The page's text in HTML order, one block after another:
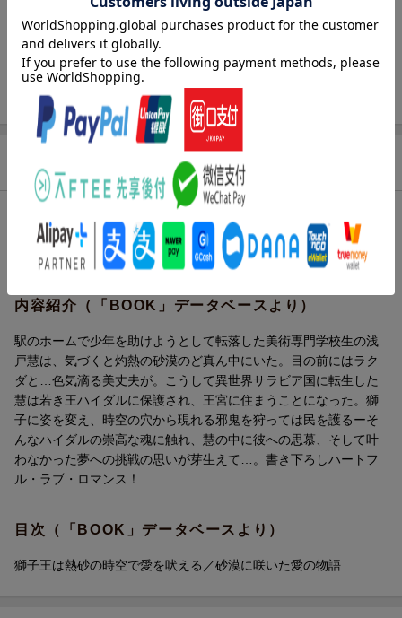
発行形態 文庫
ページ数 288p
ISBN 9784815532628
商品説明
内容紹介（JPROより）
綺月陣先生の新作
内容紹介（「BOOK」データベースより）
駅のホームで少年を助けようとして転落した美術専門学校生の浅
戸慧は、気づくと灼熱の砂漠のど真ん中にいた。目の前にはラク
ダと…色気滴る美丈夫が。こうして異世界サラビア国に転生した
慧は若き王ハイダルに保護され、王宮に住まうことになった。獅
子に姿を変え、時空の穴から現れる邪鬼を狩っては民を護るーそ
んなハイダルの崇高な魂に触れ、慧の中に彼への思慕、そして叶
わなかった夢への挑戦の思いが芽生えて…。書き下ろしハートフ
ル・ラブ・ロマンス！
目次（「BOOK」データベースより）
獅子王は熱砂の時空で愛を吠える／砂漠に咲いた愛の物語